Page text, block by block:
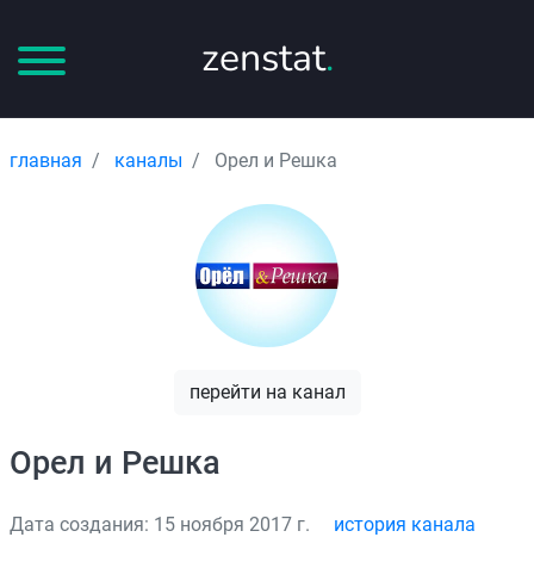
zenstat.
главная каналы Орел и Решка
перейти на канал
Орел и Решка
Дата создания: 15 ноября 2017 г. история канала